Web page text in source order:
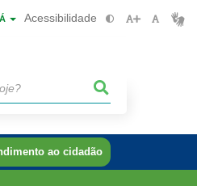
Acessibilidade
ao cidadão